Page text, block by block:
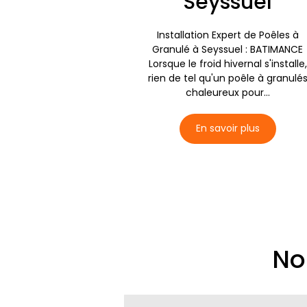
Installation Expert de Poêles à
Granulé à Seyssuel : BATIMANCE
Lorsque le froid hivernal s'installe,
rien de tel qu'un poêle à granulés
chaleureux pour...
En savoir plus